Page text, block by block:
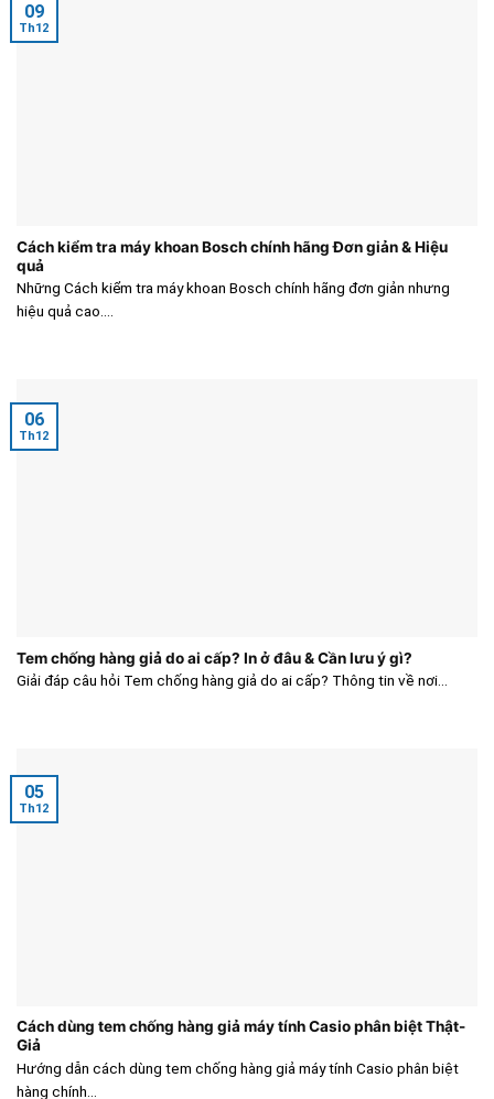
Cách kiểm tra máy khoan Bosch chính hãng Đơn giản & Hiệu
quả
Những Cách kiểm tra máy khoan Bosch chính hãng đơn giản nhưng
hiệu quả cao....
09
Th12
Tem chống hàng giả do ai cấp? In ở đâu & Cần lưu ý gì?
Giải đáp câu hỏi Tem chống hàng giả do ai cấp? Thông tin về nơi...
06
Th12
Cách dùng tem chống hàng giả máy tính Casio phân biệt Thật-
Giả
Hướng dẫn cách dùng tem chống hàng giả máy tính Casio phân biệt
hàng chính...
05
Th12